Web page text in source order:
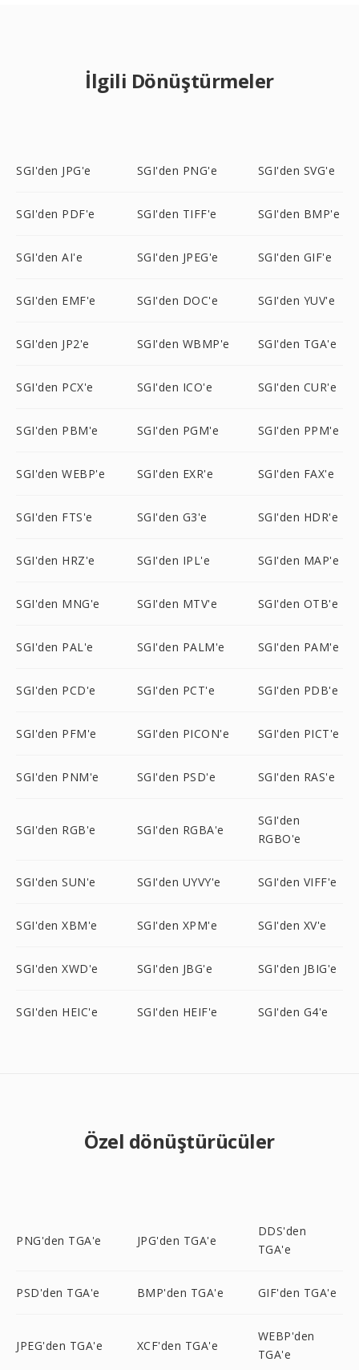
İlgili Dönüştürmeler
SGI'den JPG'e SGI'den PNG'e SGI'den SVG'e
SGI'den PDF'e SGI'den TIFF'e SGI'den BMP'e
SGI'den AI'e SGI'den JPEG'e SGI'den GIF'e
SGI'den EMF'e SGI'den DOC'e SGI'den YUV'e
SGI'den JP2'e SGI'den WBMP'e SGI'den TGA'e
SGI'den PCX'e SGI'den ICO'e SGI'den CUR'e
SGI'den PBM'e SGI'den PGM'e SGI'den PPM'e
SGI'den WEBP'e SGI'den EXR'e SGI'den FAX'e
SGI'den FTS'e SGI'den G3'e SGI'den HDR'e
SGI'den HRZ'e SGI'den IPL'e SGI'den MAP'e
SGI'den MNG'e SGI'den MTV'e SGI'den OTB'e
SGI'den PAL'e SGI'den PALM'e SGI'den PAM'e
SGI'den PCD'e SGI'den PCT'e SGI'den PDB'e
SGI'den PFM'e SGI'den PICON'e SGI'den PICT'e
SGI'den PNM'e SGI'den PSD'e SGI'den RAS'e
SGI'den RGB'e SGI'den RGBA'e
SGI'den
RGBO'e
SGI'den SUN'e SGI'den UYVY'e SGI'den VIFF'e
SGI'den XBM'e SGI'den XPM'e SGI'den XV'e
SGI'den XWD'e SGI'den JBG'e SGI'den JBIG'e
SGI'den HEIC'e SGI'den HEIF'e SGI'den G4'e
Özel dönüştürücüler
PNG'den TGA'e JPG'den TGA'e
DDS'den
TGA'e
PSD'den TGA'e BMP'den TGA'e GIF'den TGA'e
JPEG'den TGA'e XCF'den TGA'e
WEBP'den
TGA'e